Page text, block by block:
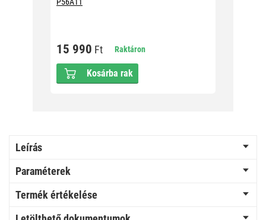
15 990 Ft Raktáron
Kosárba rak
Leírás
Paraméterek
Termék értékelése